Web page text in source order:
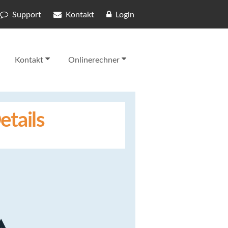
Support Kontakt Login
Kontakt Onlinerechner